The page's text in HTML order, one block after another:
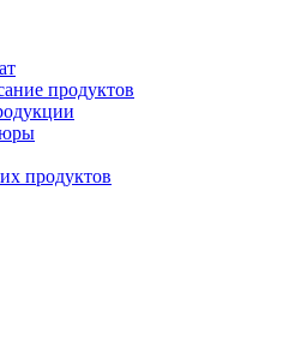
продуктов
продуктов